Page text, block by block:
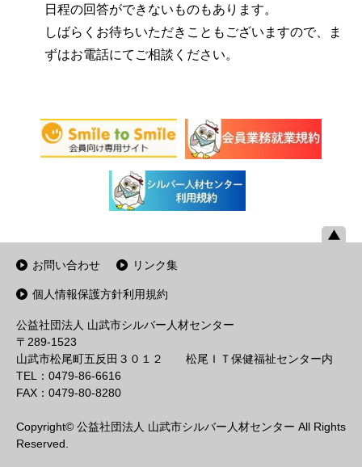
日程の回答ができないものもあります。
しばらくお待ちいただきこともございますので、ま
ずはお電話にてご相談ください。
お問い合わせ リンク集
個人情報保護方針利用規約
公益社団法人 山武市シルバー人材センター
〒289-1523
山武市松尾町五反田３０１２ 松尾ＩＴ保健福祉センター内
TEL：0479-86-6616
FAX：0479-80-8280
Copyright© 公益社団法人 山武市シルバー人材センター All Rights
Reserved.